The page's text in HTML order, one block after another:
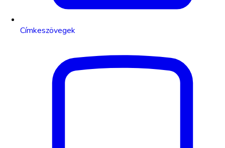
Címkeszövegek